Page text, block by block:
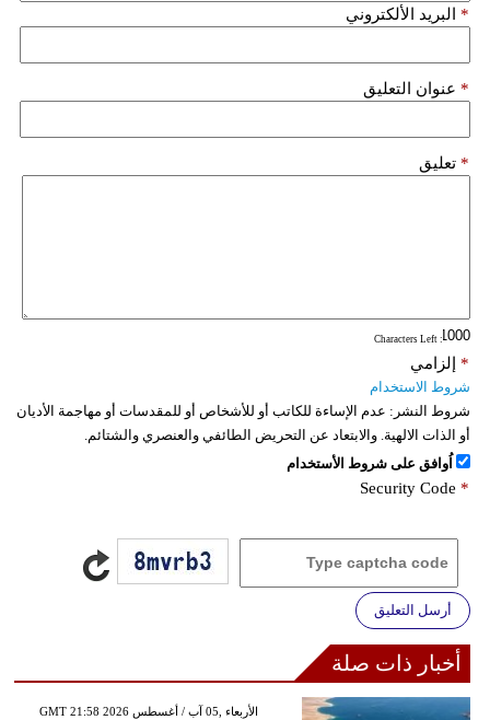
البريد الألكتروني *
عنوان التعليق *
تعليق *
: Characters Left
إلزامي *
شروط الاستخدام
شروط النشر: عدم الإساءة للكاتب أو للأشخاص أو للمقدسات أو مهاجمة الأديان
أو الذات الالهية. والابتعاد عن التحريض الطائفي والعنصري والشتائم.
اُوافق على شروط الأستخدام
Security Code *
أرسل التعليق
أخبار ذات صلة
GMT 21:58 2026 الأربعاء ,05 آب / أغسطس